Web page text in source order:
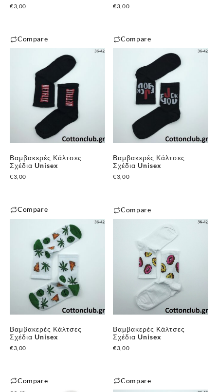
€3,00
Compare
€3,00
Compare
Βαμβακερές Κάλτσες
Σχέδια Unisex
€3,00
Compare
Βαμβακερές Κάλτσες
Σχέδια Unisex
€3,00
Compare
Βαμβακερές Κάλτσες
Σχέδια Unisex
€3,00
Compare
Βαμβακερές Κάλτσες
Σχέδια Unisex
€3,00
Compare